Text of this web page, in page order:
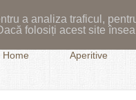
a analiza traficul,
folosiți acest site
Home Aperitive